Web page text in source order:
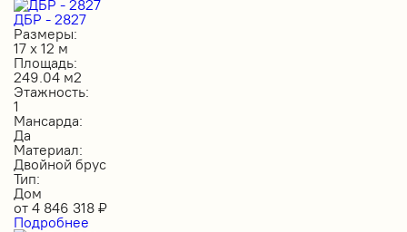
ДБР - 2827
Размеры:
17 х 12 м
Площадь:
249.04 м2
Этажность:
1
Мансарда:
Да
Материал:
Двойной брус
Тип:
Дом
от 4 846 318 ₽
Подробнее